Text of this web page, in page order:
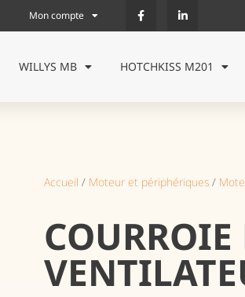
Mon compte
WILLYS MB HOTCHKISS M201
Accueil / Moteur et périphériques /
COURROIE